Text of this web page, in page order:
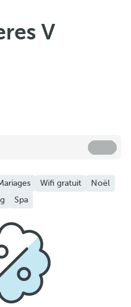
V
Wifi gratuit
Noël
Spa